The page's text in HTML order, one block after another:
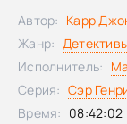
берётся
Автор: Карр
Жанр:
Исполнитель:
Серия: Сэр
Время: 08:42:02